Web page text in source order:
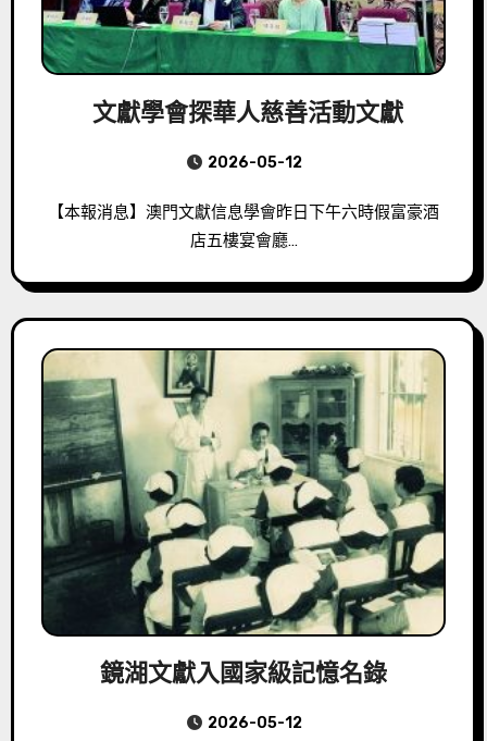
文獻學會探華人慈善活動文獻
2026-05-12
【本報消息】澳門文獻信息學會昨日下午六時假富豪酒
店五樓宴會廳…
鏡湖文獻入國家級記憶名錄
2026-05-12